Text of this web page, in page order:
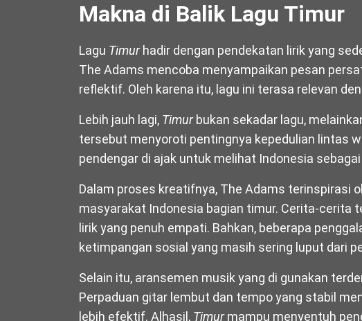
Makna di Balik Lagu Timur
Lagu Timurhadir dengan pendekatan lirik yang
The Adams mencoba menyampaikan pesan
reflektif. Oleh karena itu, lagu ini terasa relevan
Lebih jauh lagi, Timurbukan sekadar lagu,
tersebut menyoroti pentingnya kepedulian lintas
pendengar di ajak untuk melihat Indonesia
Dalam proses kreatifnya, The Adams terinspirasi
masyarakat Indonesia bagian timur. Cerita-cerita
lirik yang penuh empati. Bahkan, beberapa
ketimpangan sosial yang masih sering luput dari
Selain itu, aransemen musik yang di gunakan
Perpaduan gitar lembut dan tempo yang stabil
lebih efektif. Alhasil, Timurmampu menyentuh